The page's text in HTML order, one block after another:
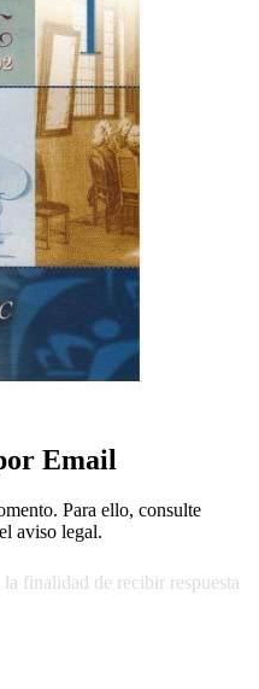
Email
Para ello, consulte
aviso legal.
finalidad de recibir respuesta